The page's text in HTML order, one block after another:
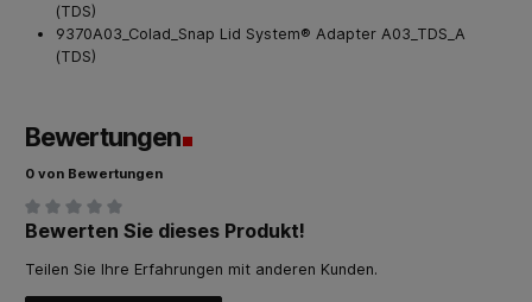
(TDS)
9370A03_Colad_Snap Lid System® Adapter A03_TDS_A
(TDS)
Bewertungen
0 von Bewertungen
Durchschnittliche Bewertung von 0 von 5 Sternen
Bewerten Sie dieses Produkt!
Teilen Sie Ihre Erfahrungen mit anderen Kunden.